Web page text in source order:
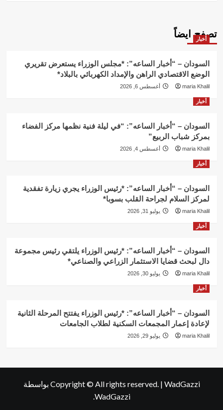
تصفح ايضاً
أخبار
السودان – “أخبار الساعه”: *مجلس الوزراء يستعرض تقريري
الوضع الاقتصادي الراهن والإمداد الكهربائي بالبلاد*
maria Khalil أغسطس 6, 2026
أخبار
السودان – “أخبار الساعه”: “في ليلة فنية نظمها مركز الفضاء
بمركز شباب الربيع”
maria Khalil أغسطس 4, 2026
أخبار
السودان – “أخبار الساعه”: *رئيس الوزراء يجري زيارة تفقدية
لمركز السلام لجراحة القلب بسوبا*
maria Khalil يوليو 31, 2026
أخبار
السودان – “أخبار الساعه”: *رئيس الوزراء يلتقي رئيس مجموعة
دال لبحث قضايا الاستثمار الزراعي والصناعي*
maria Khalil يوليو 30, 2026
أخبار
السودان – “أخبار الساعه”: *رئيس الوزراء يفتتح المرحلة الثانية
لإعادة إعمار المجمعات السكنية لطلاب الجامعات
maria Khalil يوليو 29, 2026
Copyright © All rights reserved. | WadGazzi
بواسطة
WadGazzi.